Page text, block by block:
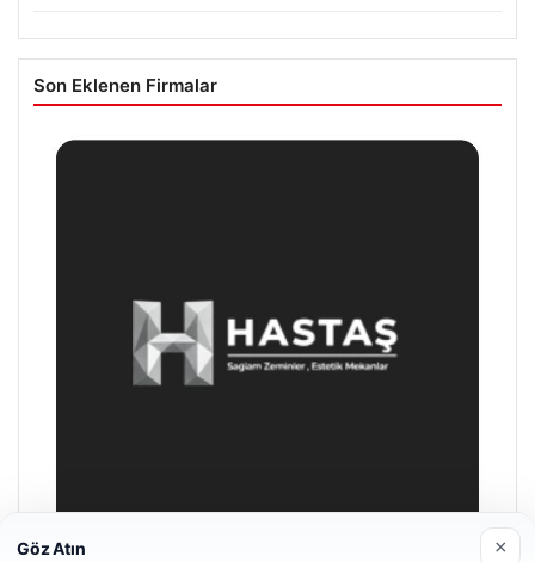
Son Eklenen Firmalar
Göz Atın ×